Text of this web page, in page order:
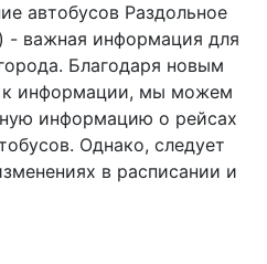
автобусов Раздольное
- важная информация для
Благодаря новым
к информации, мы можем
информацию о рейсах
Однако, следует
в расписании и